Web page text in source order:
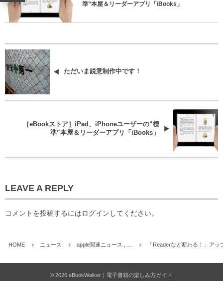
準”本屋＆リーダーアプリ「iBooks」
ただいま鋭意制作中です！
［eBookストア］iPad、iPhoneユーザーの“標
準”本屋＆リーダーアプリ「iBooks」
LEAVE A REPLY
コメントを投稿するにはログイン してください。
HOME ニュース apple関連ニュース , … 「Readerなど断わる！」ア
© 2026 eBookWalker｜電子書籍の楽しみ方ガイド